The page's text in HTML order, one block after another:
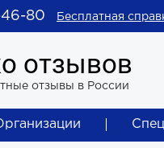
80 Бесплатная
отзывов
отзывы в России